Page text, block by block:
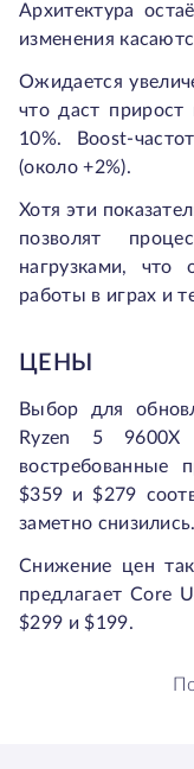
Архитектура
изменения
Ожидается
что даст прирост
10%. Boost-
(около +2%).
Хотя эти
позволят
нагрузками, что
работы в играх и
ЦЕНЫ
Выбор для
Ryzen 5
востребованные
$359 и $279
заметно снизились.
Снижение цен
предлагает Core
$299 и $199.